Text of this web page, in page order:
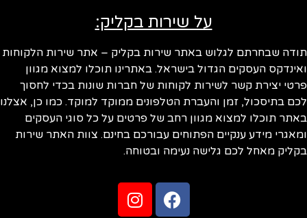
על שירות בקליק:
תודה שבחרתם לגלוש באתר שירות בקליק – אתר שירות הלקוחות
ואינדקס העסקים הגדול בישראל. באתרינו תוכלו למצוא מגוון
פרטי יצירת קשר לשירות לקוחות של חברות שונות בכדי לחסוך
לכם בתיסכול, זמן והעברת הטלפונים ממוקד למוקד. כמו כן, אצלנו
באתר תוכלו למצוא מגוון רחב של פרטים על כל סוגי העסקים
ומאגרי מידע ענקיים הפתוחים עבורכם בחינם. צוות האתר שירות
בקליק מאחל לכם גלישה נעימה ובטוחה.